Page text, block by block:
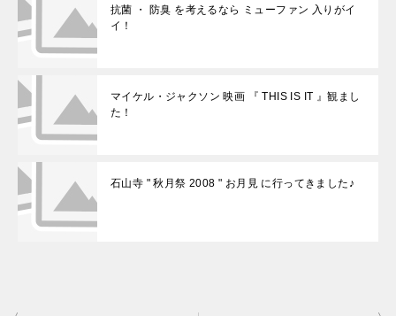
抗菌 ・ 防臭 を考えるなら ミューファン 入りがイ
イ！
マイケル・ジャクソン 映画 『 THIS IS IT 』観まし
た！
石山寺 " 秋月祭 2008 " お月見 に行ってきました♪